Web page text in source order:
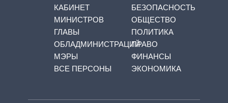
КАБИНЕТ
МИНИСТРОВ
ГЛАВЫ
ОБЛАДМИНИСТРАЦИЙ
МЭРЫ
ВСЕ ПЕРСОНЫ
БЕЗОПАСНОСТЬ
ОБЩЕСТВО
ПОЛИТИКА
ПРАВО
ФИНАНСЫ
ЭКОНОМИКА